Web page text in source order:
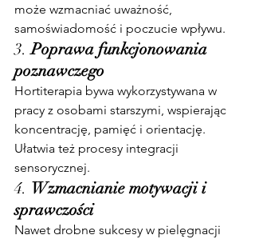
może wzmacniać uważność,
samoświadomość i poczucie wpływu.
3. Poprawa funkcjonowania
poznawczego
Hortiterapia bywa wykorzystywana w
pracy z osobami starszymi, wspierając
koncentrację, pamięć i orientację.
Ułatwia też procesy integracji
sensorycznej.
4. Wzmacnianie motywacji i
sprawczości
Nawet drobne sukcesy w pielęgnacji